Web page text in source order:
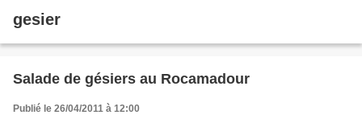
gesier
Salade de gésiers au Rocamadour
Publié le 26/04/2011 à 12:00